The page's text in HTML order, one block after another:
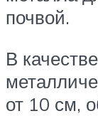
почвой.
В
от 10 см,